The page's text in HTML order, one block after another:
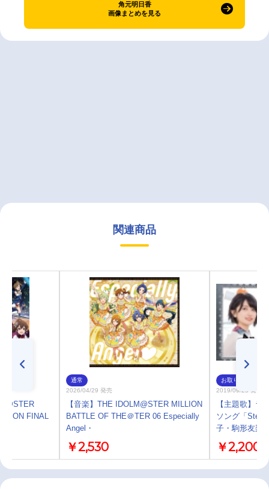
角元明日香
画像まとめを見る
関連商品
FINAL
通常
2026/04/29 発売
【音楽】THE IDOLM@STER MILLION
BATTLE OF THE＠TER 06 Especially
Angel・
￥2,530
お取り寄せ
2019/09/25 発売
【主題歌】ラ
ソング「Step
子・駒形友梨
￥2,200